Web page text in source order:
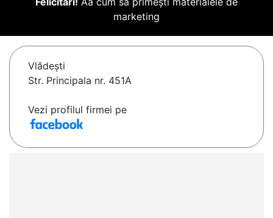
marketing
Vlădeşti
Str. Principala nr. 451A
Vezi profilul firmei pe